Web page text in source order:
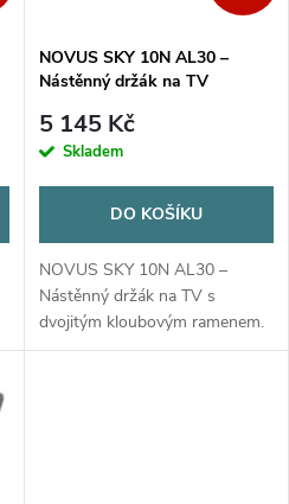
NOVUS SKY 10N AL30 –
Nástěnný držák na TV
5 145 Kč
Skladem
DO KOŠÍKU
NOVUS SKY 10N AL30 –
Nástěnný držák na TV s
dvojitým kloubovým ramenem.
Nosnost 7,5 kg, délka ramene